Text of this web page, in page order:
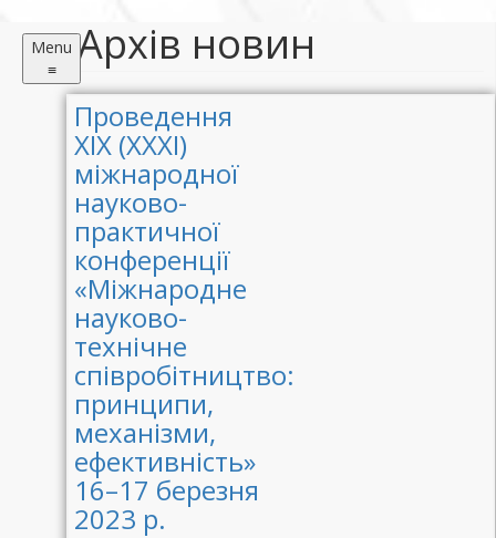
Menu
≡
Архів новин
Проведення
XIX (ХХХI)
міжнародної
науково-
практичної
конференції
«Міжнародне
науково-
технічне
співробітництво:
принципи,
механізми,
ефективність»
16–17 березня
2023 р.